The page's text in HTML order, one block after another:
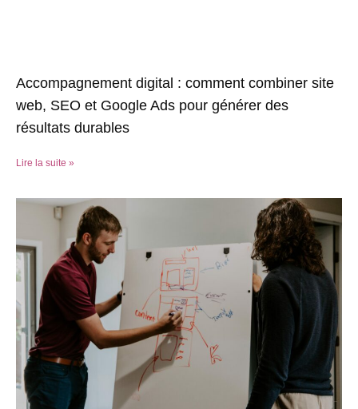
Accompagnement digital : comment combiner site
web, SEO et Google Ads pour générer des
résultats durables
Lire la suite »